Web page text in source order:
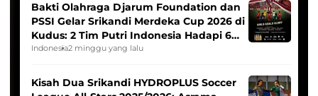
Bakti Olahraga Djarum Foundation dan
PSSI Gelar Srikandi Merdeka Cup 2026 di
Kudus: 2 Tim Putri Indonesia Hadapi 6
Tim Asia
Indonesia2 minggu yang lalu
Kisah Dua Srikandi HYDROPLUS Soccer